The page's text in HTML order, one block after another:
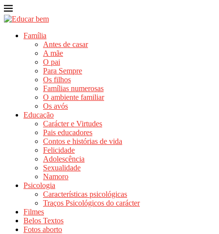
Família
Antes de casar
A mãe
O pai
Para Sempre
Os filhos
Famílias numerosas
O ambiente familiar
Os avós
Educação
Carácter e Virtudes
Pais educadores
Contos e histórias de vida
Felicidade
Adolescência
Sexualidade
Namoro
Psicologia
Características psicológicas
Traços Psicológicos do carácter
Filmes
Belos Textos
Fotos aborto